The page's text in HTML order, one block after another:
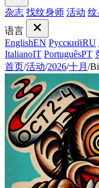
杂志 找纹身师 活动 纹
语言
EnglishEN РусскийRU
ItalianoIT PortuguêsPT
首页/活动/2026/十月 /